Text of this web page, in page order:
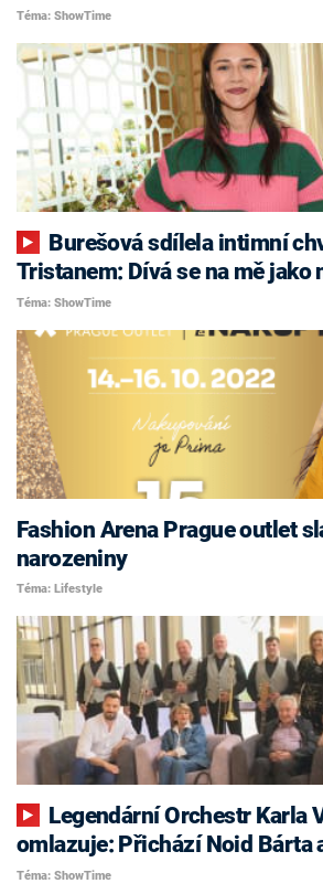
Téma: ShowTime
Tristanem: Dívá se na mě jako
Téma: ShowTime
Fashion Arena Prague outlet
narozeniny
Téma: Lifestyle
omlazuje: Přichází Noid Bárta
Téma: ShowTime